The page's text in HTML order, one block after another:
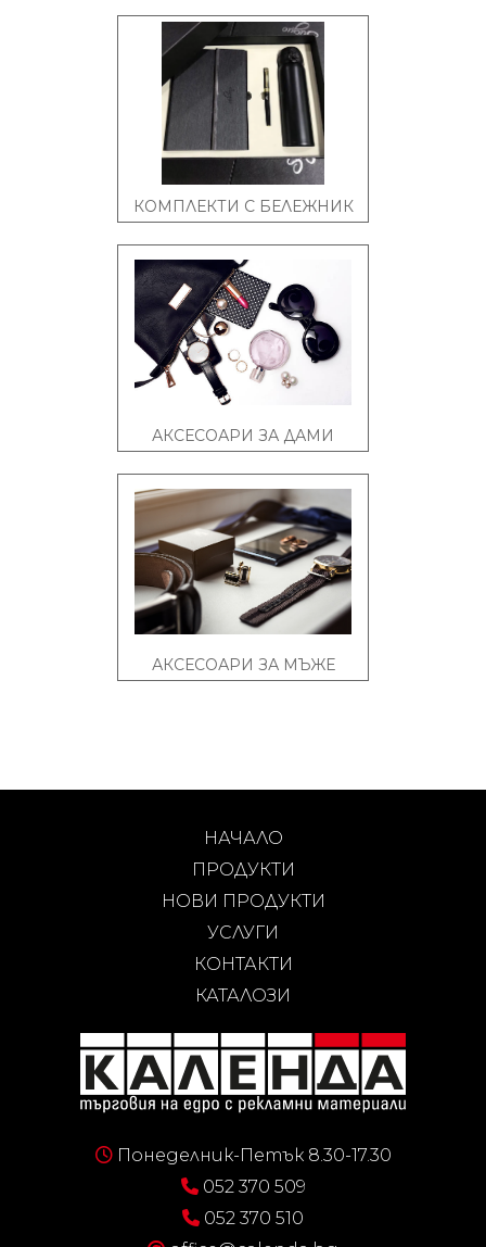
КОМПЛЕКТИ С БЕЛЕЖНИК
АКСЕСОАРИ ЗА ДАМИ
АКСЕСОАРИ ЗА МЪЖЕ
НАЧАЛО
ПРОДУКТИ
НОВИ ПРОДУКТИ
УСЛУГИ
КОНТАКТИ
КАТАЛОЗИ
Понеделник-Петък 8.30-17.30
052 370 509
052 370 510